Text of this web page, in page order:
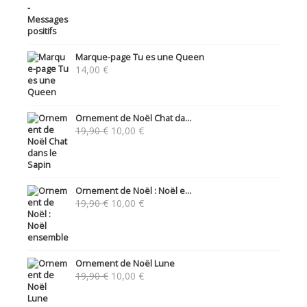
Marque-page Tu es une Queen
14,00 €
Ornement de Noël Chat da...
19,90€ Le
10,00 €Le
Ornement de Noël : Noël e...
19,90€ Le
10,00 €Le
Ornement de Noël Lune
19,90€ Le
10,00 €Le